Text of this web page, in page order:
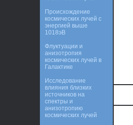
Происхождение
космических лучей с
энергией выше
1018эВ
Флуктуации и
анизотропия
космических лучей в
Галактике
Исследование
влияния близких
источников на
спектры и
анизотропию
космических лучей